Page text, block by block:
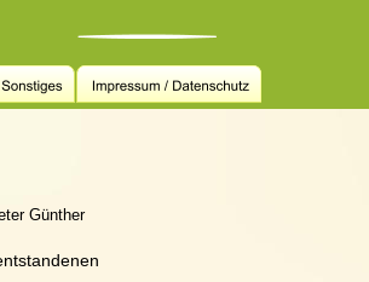
Günther